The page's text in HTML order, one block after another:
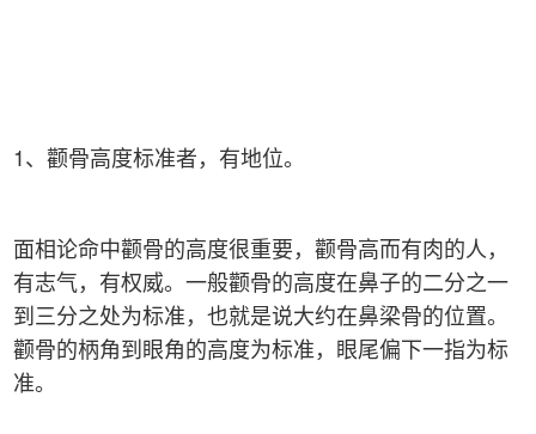
1、颧骨高度标准者，有地位。
面相论命中颧骨的高度很重要，颧骨高而有肉的人，
有志气，有权威。一般颧骨的高度在鼻子的二分之一
到三分之处为标准，也就是说大约在鼻梁骨的位置。
颧骨的柄角到眼角的高度为标准，眼尾偏下一指为标
准。